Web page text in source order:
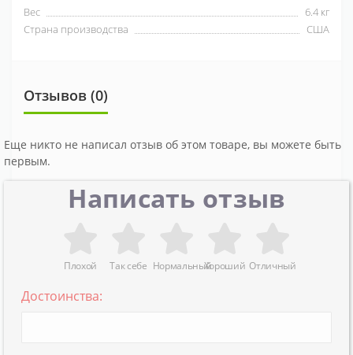
Вес
6.4 кг
Страна производства
США
Отзывов (0)
Еще никто не написал отзыв об этом товаре, вы можете быть
первым.
Написать отзыв
Плохой Так себе НормальныйХороший Отличный
Достоинства: